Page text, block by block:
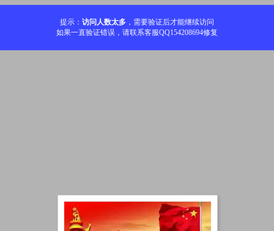
提示： 访问人数太多 ，需要验证后才能继续访问
如果一直验证错误，请联系客服QQ154208694修复